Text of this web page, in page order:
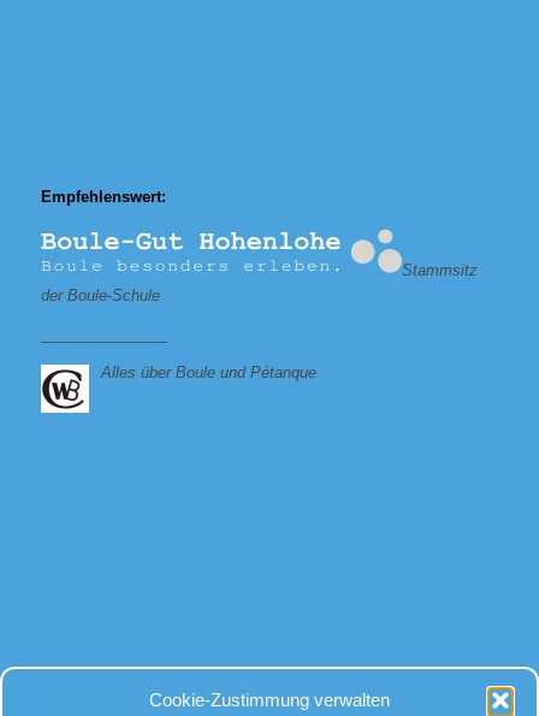
Cookie-Zustimmung verwalten
Empfehlenswert:
Stammsitz
der Boule-Schule
Alles über Boule und Pétanque
Bei allen Fragen
rund um Kugeln und Zubehör, gibt es für uns nur eine Antwort: